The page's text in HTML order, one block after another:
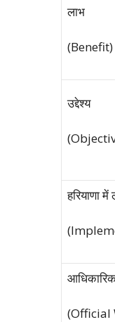
लाभ
(Benefit)
उद्देश्य
हरियाणा
(Official